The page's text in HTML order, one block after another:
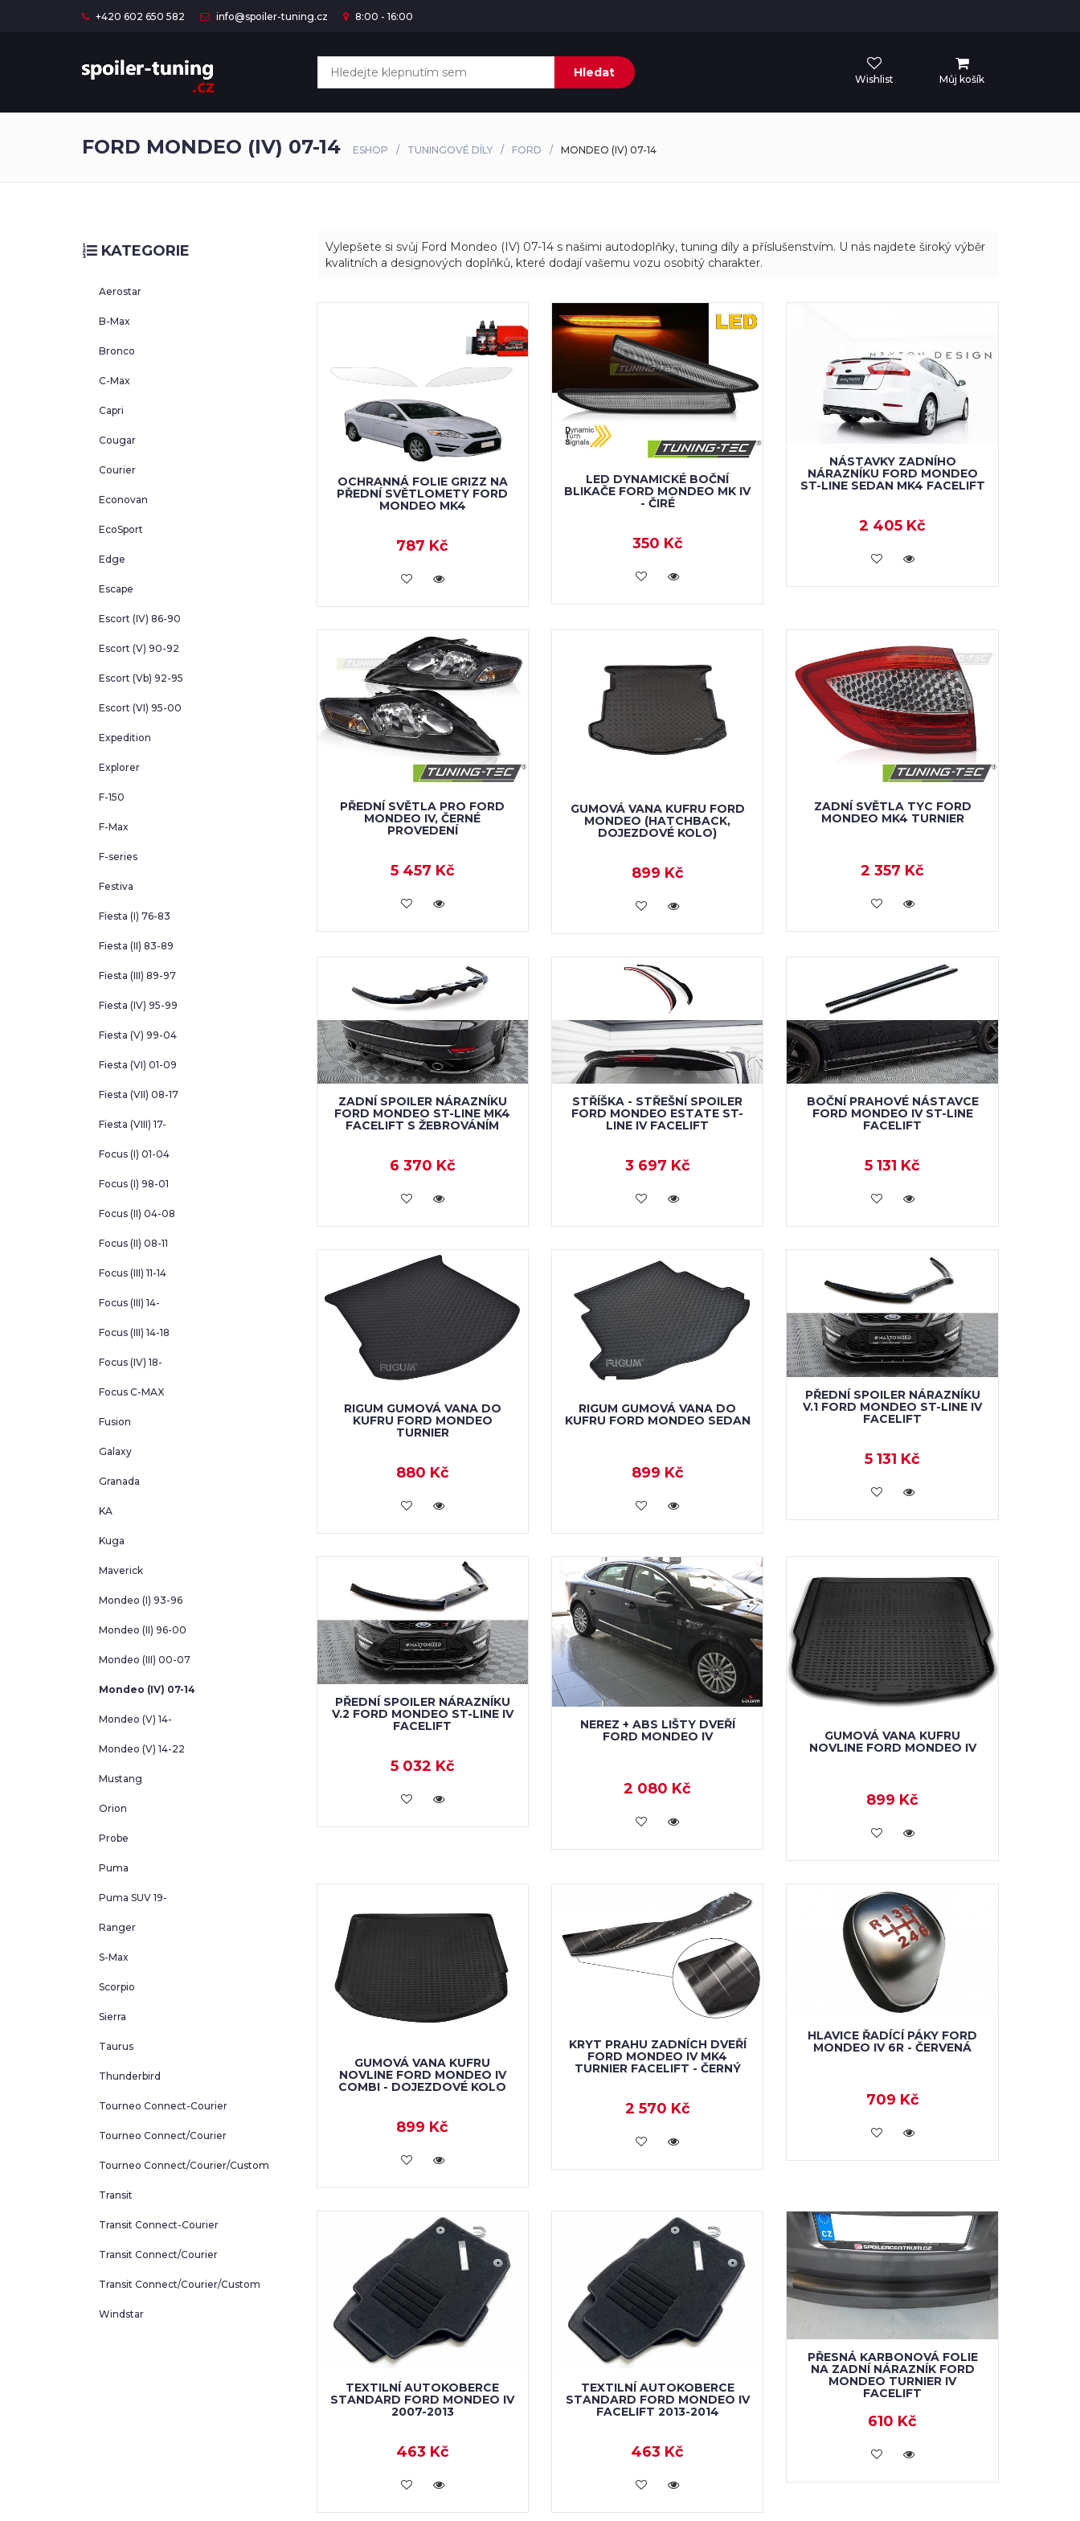
+420 602 650 582 info@spoiler-tuning.cz 8:00 - 16:00
Hledat Wishlist Můj košík
FORD MONDEO (IV) 07-14 ESHOP TUNINGOVÉ DÍLY FORD MONDEO (IV) 07-14
KATEGORIE
Aerostar
B-Max
Bronco
C-Max
Capri
Cougar
Courier
Econovan
EcoSport
Edge
Escape
Escort (IV) 86-90
Escort (V) 90-92
Escort (Vb) 92-95
Escort (VI) 95-00
Expedition
Explorer
F-150
F-Max
F-series
Festiva
Fiesta (I) 76-83
Fiesta (II) 83-89
Fiesta (III) 89-97
Fiesta (IV) 95-99
Fiesta (V) 99-04
Fiesta (VI) 01-09
Fiesta (VII) 08-17
Fiesta (VIII) 17-
Focus (I) 01-04
Focus (I) 98-01
Focus (II) 04-08
Focus (II) 08-11
Focus (III) 11-14
Focus (III) 14-
Focus (III) 14-18
Focus (IV) 18-
Focus C-MAX
Fusion
Galaxy
Granada
KA
Kuga
Maverick
Mondeo (I) 93-96
Mondeo (II) 96-00
Mondeo (III) 00-07
Mondeo (IV) 07-14
Mondeo (V) 14-
Mondeo (V) 14-22
Mustang
Orion
Probe
Puma
Puma SUV 19-
Ranger
S-Max
Scorpio
Sierra
Taurus
Thunderbird
Tourneo Connect-Courier
Tourneo Connect/Courier
Tourneo Connect/Courier/Custom
Transit
Transit Connect-Courier
Transit Connect/Courier
Transit Connect/Courier/Custom
Windstar
Vylepšete si svůj Ford Mondeo (IV) 07-14 s našimi autodoplňky, tuning díly a příslušenstvím. U nás najdete široký výběr
kvalitních a designových doplňků, které dodají vašemu vozu osobitý charakter.
OCHRANNÁ FOLIE GRIZZ NA
PŘEDNÍ SVĚTLOMETY FORD
MONDEO MK4
787 Kč
VLOŽIT DO KOŠÍKU
LED DYNAMICKÉ BOČNÍ
BLIKAČE FORD MONDEO MK IV
- ČIRÉ
350 Kč
VLOŽIT DO KOŠÍKU
NÁSTAVKY ZADNÍHO
NÁRAZNÍKU FORD MONDEO
ST-LINE SEDAN MK4 FACELIFT
2 405 Kč
VLOŽIT DO KOŠÍKU
PŘEDNÍ SVĚTLA PRO FORD
MONDEO IV, ČERNÉ
PROVEDENÍ
5 457 Kč
VLOŽIT DO KOŠÍKU
GUMOVÁ VANA KUFRU FORD
MONDEO (HATCHBACK,
DOJEZDOVÉ KOLO)
899 Kč
VLOŽIT DO KOŠÍKU
ZADNÍ SVĚTLA TYC FORD
MONDEO MK4 TURNIER
2 357 Kč
VLOŽIT DO KOŠÍKU
ZADNÍ SPOILER NÁRAZNÍKU
FORD MONDEO ST-LINE MK4
FACELIFT S ŽEBROVÁNÍM
6 370 Kč
VLOŽIT DO KOŠÍKU
STŘÍŠKA - STŘEŠNÍ SPOILER
FORD MONDEO ESTATE ST-
LINE IV FACELIFT
3 697 Kč
VLOŽIT DO KOŠÍKU
BOČNÍ PRAHOVÉ NÁSTAVCE
FORD MONDEO IV ST-LINE
FACELIFT
5 131 Kč
VLOŽIT DO KOŠÍKU
RIGUM GUMOVÁ VANA DO
KUFRU FORD MONDEO
TURNIER
880 Kč
VLOŽIT DO KOŠÍKU
RIGUM GUMOVÁ VANA DO
KUFRU FORD MONDEO SEDAN
899 Kč
VLOŽIT DO KOŠÍKU
PŘEDNÍ SPOILER NÁRAZNÍKU
V.1 FORD MONDEO ST-LINE IV
FACELIFT
5 131 Kč
VLOŽIT DO KOŠÍKU
PŘEDNÍ SPOILER NÁRAZNÍKU
V.2 FORD MONDEO ST-LINE IV
FACELIFT
5 032 Kč
VLOŽIT DO KOŠÍKU
NEREZ + ABS LIŠTY DVEŘÍ
FORD MONDEO IV
2 080 Kč
VLOŽIT DO KOŠÍKU
GUMOVÁ VANA KUFRU
NOVLINE FORD MONDEO IV
899 Kč
VLOŽIT DO KOŠÍKU
GUMOVÁ VANA KUFRU
NOVLINE FORD MONDEO IV
COMBI - DOJEZDOVÉ KOLO
899 Kč
VLOŽIT DO KOŠÍKU
KRYT PRAHU ZADNÍCH DVEŘÍ
FORD MONDEO IV MK4
TURNIER FACELIFT - ČERNÝ
2 570 Kč
VLOŽIT DO KOŠÍKU
HLAVICE ŘADÍCÍ PÁKY FORD
MONDEO IV 6R - ČERVENÁ
709 Kč
VLOŽIT DO KOŠÍKU
TEXTILNÍ AUTOKOBERCE
STANDARD FORD MONDEO IV
2007-2013
463 Kč
VLOŽIT DO KOŠÍKU
TEXTILNÍ AUTOKOBERCE
STANDARD FORD MONDEO IV
FACELIFT 2013-2014
463 Kč
VLOŽIT DO KOŠÍKU
PŘESNÁ KARBONOVÁ FOLIE
NA ZADNÍ NÁRAZNÍK FORD
MONDEO TURNIER IV
FACELIFT
610 Kč
VLOŽIT DO KOŠÍKU